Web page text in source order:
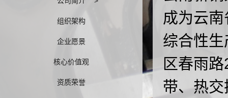
组织架构
企业愿景
核心价值观
资质荣誉
成为云
综合性
区春雨
带、热